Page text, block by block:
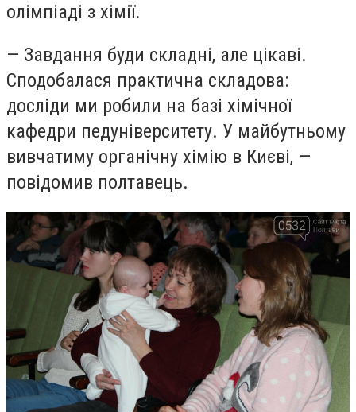
олімпіаді з хімії.
— Завдання буди складні, але цікаві.
Сподобалася практична складова:
досліди ми робили на базі хімічної
кафедри педуніверситету. У майбутньому
вивчатиму органічну хімію в Києві, —
повідомив полтавець.